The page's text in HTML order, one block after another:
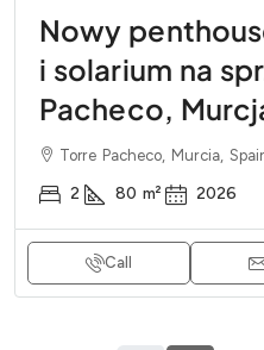
Nowy
i solarium na
Pacheco,
Torre Pacheco, Murcia,
2 80 m² 2026
Call